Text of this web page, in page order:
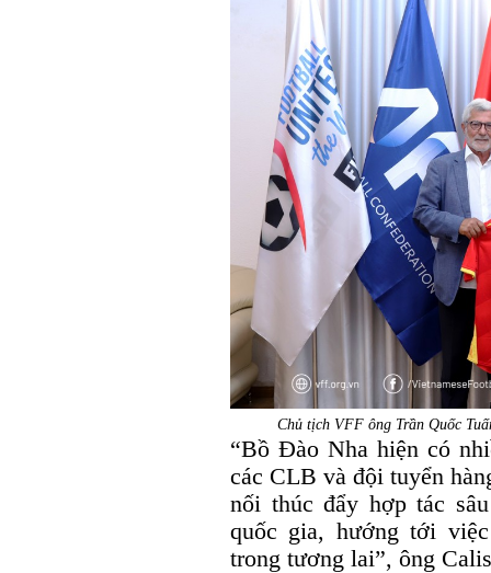
Chủ tịch VFF ông Trần Quốc
“Bồ Đào Nha hiện có
các CLB và đội tuyển
nối thúc đẩy hợp tác
quốc gia, hướng tới
trong tương lai”, ông